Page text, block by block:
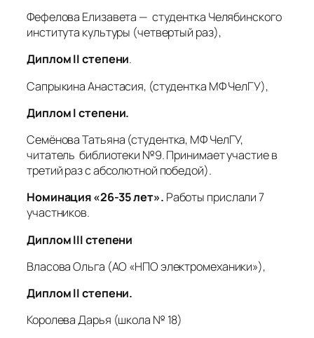
Фефелова Елизавета — студентка Челябинского
института культуры (четвертый раз),
Диплом II степени.
Сапрыкина Анастасия, (студентка МФ ЧелГУ),
ДипломIстепени.
Семёнова Татьяна (студентка, МФ ЧелГУ,
читатель библиотеки №9. Принимает участие в
третий раз с абсолютной победой).
Номинация «26-35 лет». Работы прислали 7
участников.
Диплом III степени
Власова Ольга (АО «НПО электромеханики»),
ДипломIIстепени.
Королева Дарья (школа № 18)